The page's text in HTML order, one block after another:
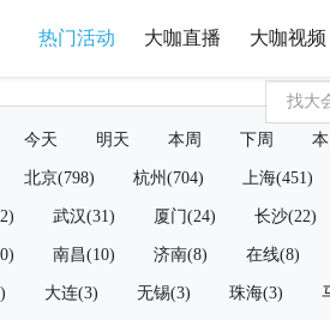
热门活动 大咖直播 大咖视频
今天 明天 本周 下周
北京(798) 杭州(704) 上海(451)
武汉(31) 厦门(24) 长沙(22)
南昌(10) 济南(8) 在线(8)
大连(3) 无锡(3) 珠海(3)